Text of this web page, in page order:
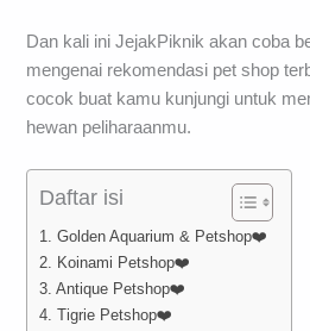
Dan kali ini JejakPiknik akan coba
mengenai rekomendasi pet shop
cocok buat kamu kunjungi untuk
hewan peliharaanmu.
Daftar isi
1. Golden Aquarium & Petshop❤️
2. Koinami Petshop❤️
3. Antique Petshop❤️
4. Tigrie Petshop❤️